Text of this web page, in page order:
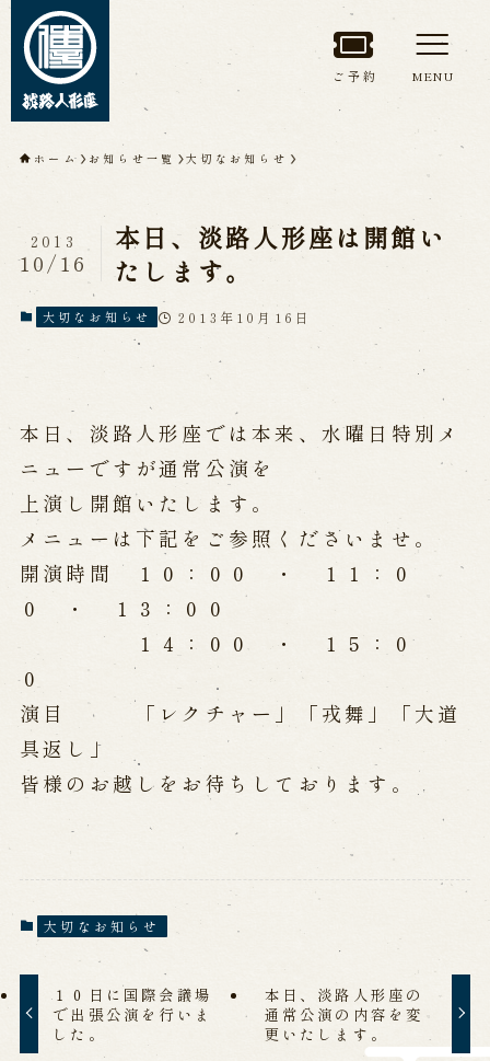
トップページ
淡路人形座について
淡路人形座とは
座員紹介
人間国宝 故鶴澤友路師匠
淡路人形座の成り立ち
淡路人形座で研修した人々
淡路人形浄瑠璃を受け継いで
公演情報
公演カレンダー
開催中の公演
近日開催の公演
出張公演
海外旅行客向け特別公演「くにうみ」
歴史
淡路島と国生み神話
ご利用案内
営業日時・料金 アクセス 館内のご案内
ご予約 MENU
ホーム お知らせ一覧 大切なお知らせ
本日、淡路人形座は開館い
たします。
2013
10/16
大切なお知らせ 2013年10月16日
本日、淡路人形座では本来、水曜日特別メ
ニューですが通常公演を
上演し開館いたします。
メニューは下記をご参照くださいませ。
開演時間 １０：００ ・ １１：０
０ ・ １３：００
１４：００ ・ １５：０
０
演目 「レクチャー」「戎舞」「大道
具返し」
皆様のお越しをお待ちしております。
大切なお知らせ
１０日に国際会議場
で出張公演を行いま
した。
本日、淡路人形座の
通常公演の内容を変
更いたします。